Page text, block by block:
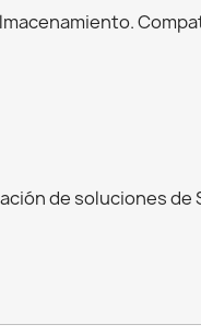
de soluciones de